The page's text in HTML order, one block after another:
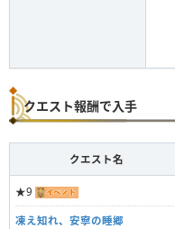
クエスト報酬で入手
クエスト名
★9
凍え知れ、安寧の睡郷